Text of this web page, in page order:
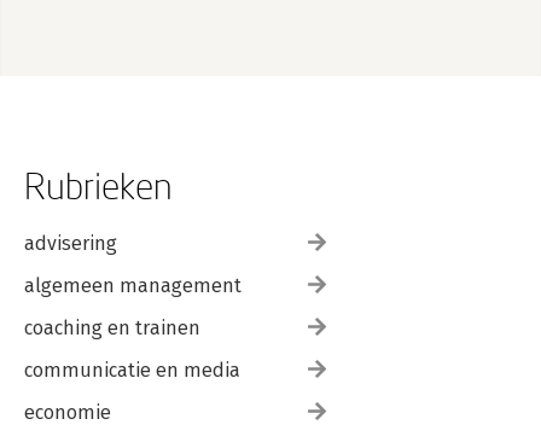
Rubrieken
advisering
algemeen management
coaching en trainen
communicatie en media
economie